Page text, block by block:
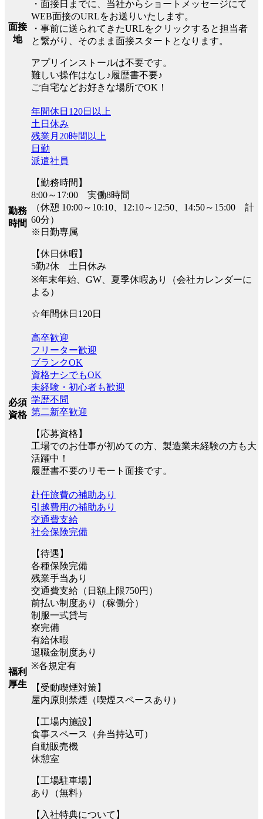
面接
地
・面接日までに、当社からショートメッセージにて
WEB面接のURLをお送りいたします。
・事前に送られてきたURLをクリックすると担当者
と繋がり、そのまま面接スタートとなります。
アプリインストールは不要です。
難しい操作はなし♪履歴書不要♪
ご自宅などお好きな場所でOK！
勤務
時間
年間休日120日以上
土日休み
残業月20時間以上
日勤
派遣社員
【勤務時間】
8:00～17:00 実働8時間
（休憩 10:00～10:10、12:10～12:50、14:50～15:00 計
60分）
※日勤専属
【休日休暇】
5勤2休 土日休み
※年末年始、GW、夏季休暇あり（会社カレンダーに
よる）
☆年間休日120日
必須
資格
高卒歓迎
フリーター歓迎
ブランクOK
資格ナシでもOK
未経験・初心者も歓迎
学歴不問
第二新卒歓迎
【応募資格】
工場でのお仕事が初めての方、製造業未経験の方も大
活躍中！
履歴書不要のリモート面接です。
福利
厚生
赴任旅費の補助あり
引越費用の補助あり
交通費支給
社会保険完備
【待遇】
各種保険完備
残業手当あり
交通費支給（日額上限750円）
前払い制度あり（稼働分）
制服一式貸与
寮完備
有給休暇
退職金制度あり
※各規定有
【受動喫煙対策】
屋内原則禁煙（喫煙スペースあり）
【工場内施設】
食事スペース（弁当持込可）
自動販売機
休憩室
【工場駐車場】
あり（無料）
【入社特典について】